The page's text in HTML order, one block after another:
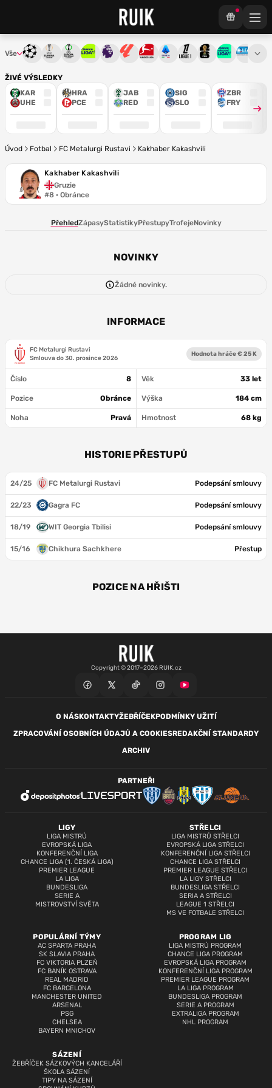
ŽIVÉ VÝSLEDKY
KAR
UHE
HRA
PCE
JAB
RED
SIG
SLO
ZBR
FRY
Vše Liga mistrůEvropská liga
Konferenční liga
Chance ligaPremier League
La LigaBundesliga
Serie ALigue 1Mistrovství světa
Chance3. ČFL
Úvod Fotbal FC Metalurgi Rustavi Kakhaber Kakashvili
Kakhaber Kakashvili
Gruzie
#8 · Obránce
PřehledZápasyStatistikyPřestupyTrofejeNovinky
NOVINKY
Žádné novinky.
INFORMACE
FC Metalurgi Rustavi
Smlouva do30. prosince 2026
Hodnota hráče € 25 K
Číslo 8 Věk 33 let
Pozice Obránce Výška 184 cm
Noha Pravá Hmotnost 68 kg
HISTORIE PŘESTUPŮ
24/25 FC Metalurgi Rustavi Podepsání smlouvy
22/23 Gagra FC Podepsání smlouvy
18/19 WIT Georgia Tbilisi Podepsání smlouvy
15/16 Chikhura Sachkhere Přestup
POZICE NA HŘIŠTI
Copyright © 2017–2026 RUIK.cz
O NÁSKONTAKTYŽEBŘÍČEKPODMÍNKY UŽITÍ
ZPRACOVÁNÍ OSOBNÍCH ÚDAJŮ A COOKIESREDAKČNÍ STANDARDY
ARCHIV
LIGY
LIGA MISTRŮ
EVROPSKÁ LIGA
KONFERENČNÍ LIGA
CHANCE LIGA (1. ČESKÁ LIGA)
PREMIER LEAGUE
LA LIGA
BUNDESLIGA
SERIE A
MISTROVSTVÍ SVĚTA
STŘELCI
LIGA MISTRŮ STŘELCI
EVROPSKÁ LIGA STŘELCI
KONFERENČNÍ LIGA STŘELCI
CHANCE LIGA STŘELCI
PREMIER LEAGUE STŘELCI
LA LIGY STŘELCI
BUNDESLIGA STŘELCI
SERIA A STŘELCI
LEAGUE 1 STŘELCI
MS VE FOTBALE STŘELCI
POPULÁRNÍ TÝMY
AC SPARTA PRAHA
SK SLAVIA PRAHA
FC VIKTORIA PLZEŇ
FC BANÍK OSTRAVA
REAL MADRID
FC BARCELONA
MANCHESTER UNITED
ARSENAL
PSG
CHELSEA
BAYERN MNICHOV
PROGRAM LIG
LIGA MISTRŮ PROGRAM
CHANCE LIGA PROGRAM
EVROPSKÁ LIGA PROGRAM
KONFERENČNÍ LIGA PROGRAM
PREMIER LEAGUE PROGRAM
LA LIGA PROGRAM
BUNDESLIGA PROGRAM
SERIE A PROGRAM
EXTRALIGA PROGRAM
NHL PROGRAM
SÁZENÍ
ŽEBŘÍČEK SÁZKOVÝCH KANCELÁŘÍ
ŠKOLA SÁZENÍ
TIPY NA SÁZENÍ
PARTNEŘI